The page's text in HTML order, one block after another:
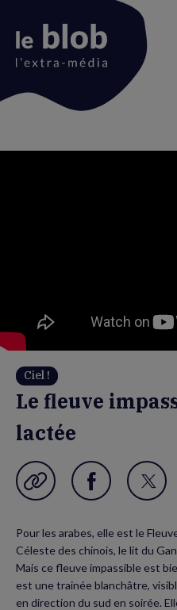
Ciel !
Le fleuve
lactée
Garder en favori
Partager
Facebook
(nouvelle
fenêtre)
Pour les arabes, elle est le
Céleste des chinois, le lit du
Mais ce fleuve impassible est
est une trainée blanchâtre,
en direction du sud en soirée.